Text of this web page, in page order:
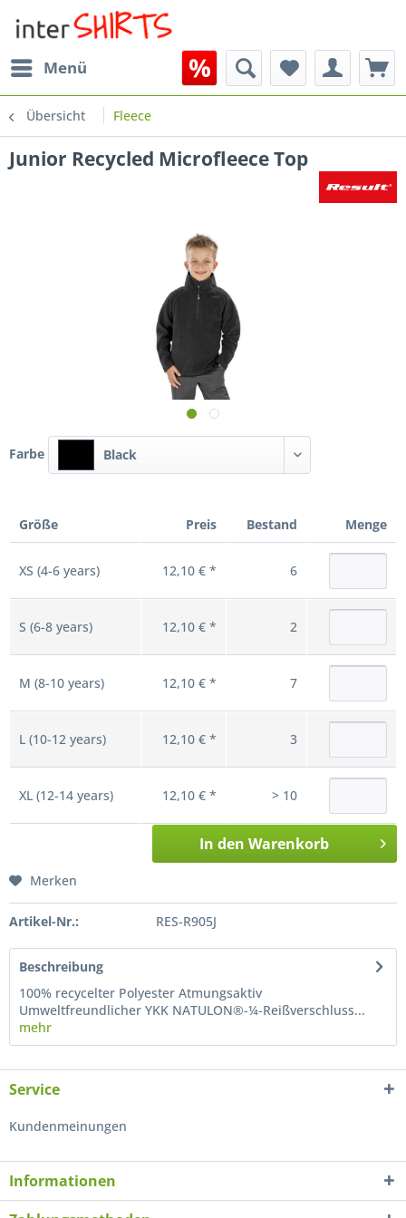
Menü
Übersicht Fleece
Junior Recycled Microfleece Top
Farbe Black
Größe Preis Bestand Menge
XS (4-6 years) 12,10 € * 6
S (6-8 years) 12,10 € * 2
M (8-10 years) 12,10 € * 7
L (10-12 years) 12,10 € * 3
XL (12-14 years) 12,10 € * > 10
In den Warenkorb
Merken
Artikel-Nr.: RES-R905J
Beschreibung
100% recycelter Polyester Atmungsaktiv
Umweltfreundlicher YKK NATULON®-¼-Reißverschluss...
mehr
Service
Kundenmeinungen
Informationen